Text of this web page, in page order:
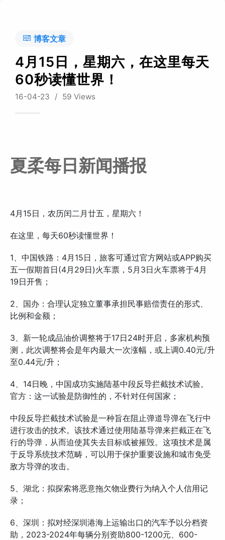
博客文章
4月15日，星期六，在这里每天
60秒读懂世界！
16-04-23 / 59 Views
夏柔每日新闻播报
4月15日，农历闰二月廿五，星期六！
在这里，每天60秒读懂世界！
1、中国铁路：4月15日，旅客可通过官方网站或APP购买
五一假期首日(4月29日)火车票，5月3日火车票将于4月
19日开售；
2、国办：合理认定独立董事承担民事赔偿责任的形式、
比例和金额；
3、新一轮成品油价调整将于17日24时开启，多家机构预
测，此次调整将会是年内最大一次涨幅，或上调0.40元/升
至0.44元/升；
4、14日晚，中国成功实施陆基中段反导拦截技术试验。
官方：这一试验是防御性的，不针对任何国家；
中段反导拦截技术试验是一种旨在阻止弹道导弹在飞行中
进行攻击的技术。该技术通过使用陆基导弹来拦截正在飞
行的导弹，从而迫使其失去目标或被摧毁。这项技术是属
于反导系统技术范畴，可以用于保护重要设施和城市免受
敌方导弹的攻击。
5、湖北：拟探索将恶意拖欠物业费行为纳入个人信用记
录；
6、深圳：拟对经深圳港海上运输出口的汽车予以分档资
助，2023-2024年每辆分别资助800-1200元、600-